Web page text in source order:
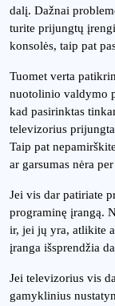
dalį. Dažnai
turite prijungtų
konsolės, taip pat
Tuomet verta
nuotolinio valdymo
kad pasirinktas
televizorius
Taip pat
ar garsumas nėra
Jei vis dar patiriate
programinę įrangą.
ir, jei jų yra, atlikite
įranga išsprendžia
Jei televizorius vis
gamyklinius